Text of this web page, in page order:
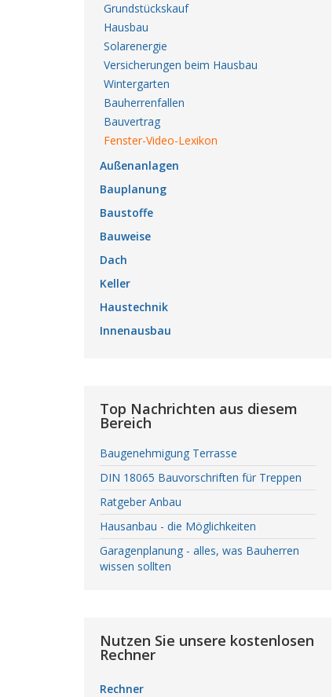
Grundstückskauf
Hausbau
Solarenergie
Versicherungen beim Hausbau
Wintergarten
Bauherrenfallen
Bauvertrag
Fenster-Video-Lexikon
Außenanlagen
Bauplanung
Baustoffe
Bauweise
Dach
Keller
Haustechnik
Innenausbau
Top Nachrichten aus diesem
Bereich
Baugenehmigung Terrasse
DIN 18065 Bauvorschriften für Treppen
Ratgeber Anbau
Hausanbau - die Möglichkeiten
Garagenplanung - alles, was Bauherren
wissen sollten
Nutzen Sie unsere kostenlosen
Rechner
Rechner